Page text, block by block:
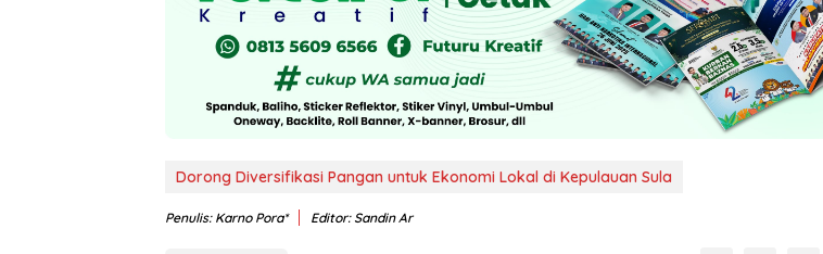
Dorong Diversifikasi Pangan untuk Ekonomi Lokal di Kepulauan Sula
Penulis: Karno Pora* Editor: Sandin Ar